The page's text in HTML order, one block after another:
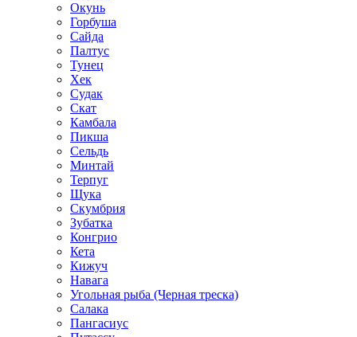
Окунь
Горбуша
Сайда
Палтус
Тунец
Хек
Судак
Скат
Камбала
Пикша
Сельдь
Минтай
Терпуг
Щука
Скумбрия
Зубатка
Конгрио
Кета
Кижуч
Навага
Угольная рыба (Черная треска)
Салака
Пангасиус